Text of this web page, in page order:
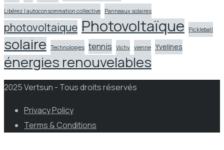
Libérez l autoconsommation collective Panneaux solaires
photovoltaique Photovoltaïque Pickleball
solaire Technologies tennis Vichy vienne Yvelines
énergies renouvelables
2025 Vertsun - Tous droits réservés
Privacy Policy
Terms & Conditions